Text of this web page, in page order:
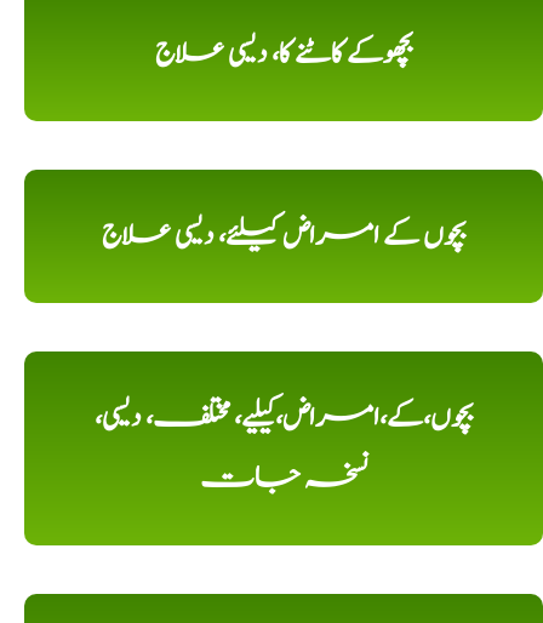
بچھوکے کاٹنے کا، دیسی علاج
بچوں کے امراض کیلئے، دیسی علاج
بچوں،کے،امراض،کیلیے، مختلف، دیسی،
نسخہ جات